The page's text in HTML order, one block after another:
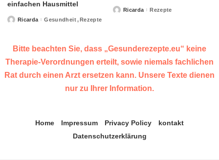
einfachen Hausmittel
PostedRicarda Gesundheit Rezepte
PostedRicarda Rezepte
Bitte beachten Sie, dass „Gesunderezepte.eu“ keine
Therapie-Verordnungen erteilt, sowie niemals fachlichen
Rat durch einen Arzt ersetzen kann. Unsere Texte dienen
nur zu Ihrer Information.
Home Impressum Privacy Policy
kontakt
Datenschutzerklärung